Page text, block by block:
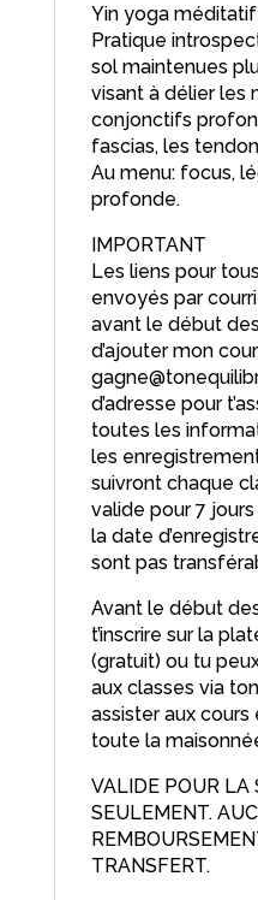
Yin yoga
Pratique
sol maintenues
visant à délier les
conjonctifs
fascias, les
Au menu: focus,
profonde.
IMPORTANT
Les liens pour
envoyés par
avant le début
d’ajouter mon
d’adresse pour
toutes les
les
suivront chaque
valide pour 7
la date
sont pas
Avant le début
t’inscrire sur la
(gratuit) ou tu
aux classes via
assister aux
toute la
VALIDE POUR LA
SEULEMENT.
TRANSFERT.